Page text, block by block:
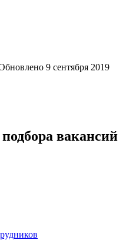
9 сентября 2019
вакансий